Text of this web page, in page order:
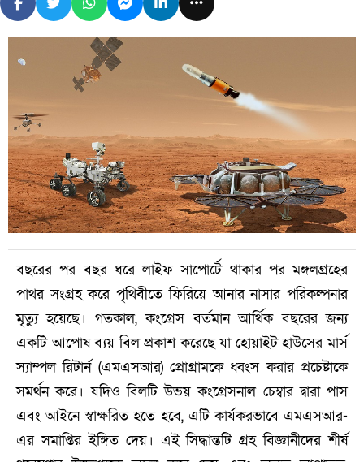
বছরের পর বছর ধরে লাইফ সাপোর্টে থাকার পর মঙ্গলগ্রহের
পাথর সংগ্রহ করে পৃথিবীতে ফিরিয়ে আনার নাসার পরিকল্পনার
মৃত্যু হয়েছে। গতকাল, কংগ্রেস বর্তমান আর্থিক বছরের জন্য
একটি আপোষ ব্যয় বিল প্রকাশ করেছে যা হোয়াইট হাউসের মার্স
স্যাম্পল রিটার্ন (এমএসআর) প্রোগ্রামকে ধ্বংস করার প্রচেষ্টাকে
সমর্থন করে। যদিও বিলটি উভয় কংগ্রেসনাল চেম্বার দ্বারা পাস
এবং আইনে স্বাক্ষরিত হতে হবে, এটি কার্যকরভাবে এমএসআর-
এর সমাপ্তির ইঙ্গিত দেয়। এই সিদ্ধান্তটি গ্রহ বিজ্ঞানীদের শীর্ষ